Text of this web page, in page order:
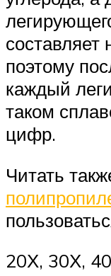
поэтому
каждый
таком
цифр.
Читать
20Х, 30Х,